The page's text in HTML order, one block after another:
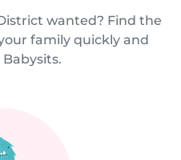
wanted? Find the
family quickly and
Babysits.